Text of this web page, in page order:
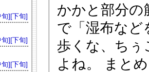
かかと部分の
で「湿布など
歩くな、ち
よね。 まと
旬][下旬]
旬][下旬]
旬][下旬]